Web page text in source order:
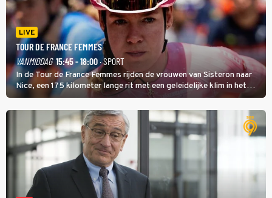
LIVE
TOUR DE FRANCE FEMMES
VANMIDDAG 15:45 - 18:00· SPORT
In de Tour de France Femmes rijden de vrouwen van Sisteron naar
Nice, een 175 kilometer lange rit met een geleidelijke klim in het
midden. Dat is mogelijk niet de zwaarste hindernis, dat is de
temperatuur. Het kan in Nice namelijk bloedheet worden.